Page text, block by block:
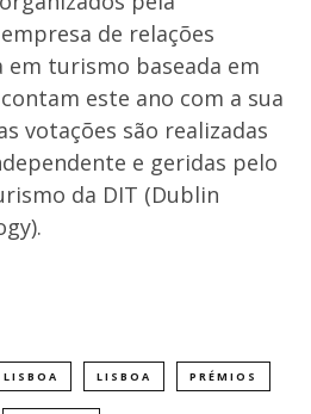
de relações
em turismo baseada em
este ano com a sua
votações são realizadas
e geridas pelo
da DIT (Dublin
LISBOA PRÉMIOS